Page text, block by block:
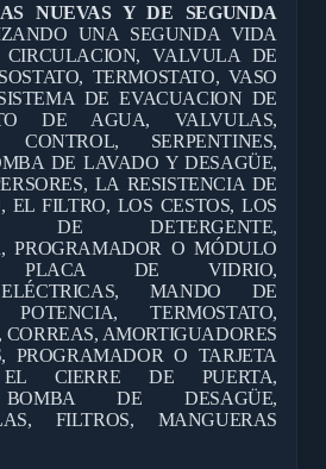
NUEVAS Y DE SEGUNDA
UNA SEGUNDA VIDA
VALVULA DE
TERMOSTATO, VASO
DE EVACUACION DE
DE AGUA, VALVULAS,
SERPENTINES,
DE LAVADO Y DESAGÜE,
LA RESISTENCIA DE
EL FILTRO, LOS CESTOS, LOS
DE DETERGENTE,
PROGRAMADOR O MÓDULO
PLACA DE VIDRIO,
ELÉCTRICAS, MANDO DE
TERMOSTATO,
AMORTIGUADORES
PROGRAMADOR O TARJETA
EL CIERRE DE PUERTA,
BOMBA DE DESAGÜE,
FILTROS, MANGUERAS